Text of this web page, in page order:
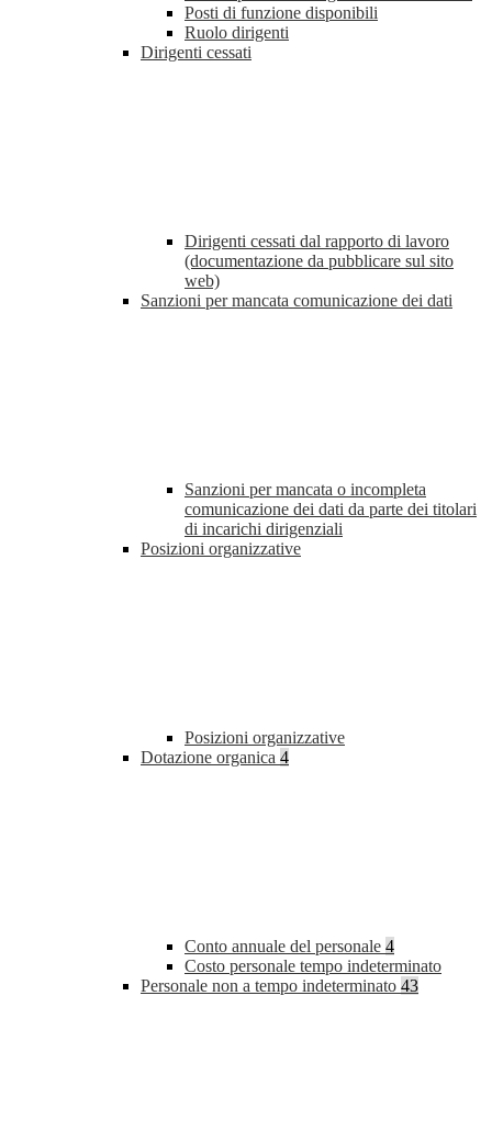
Posti di funzione disponibili
Ruolo dirigenti
Dirigenti cessati
Dirigenti cessati dal rapporto di lavoro
(documentazione da pubblicare sul sito
web)
Sanzioni per mancata comunicazione dei dati
Sanzioni per mancata o incompleta
comunicazione dei dati da parte dei titolari
di incarichi dirigenziali
Posizioni organizzative
Posizioni organizzative
Dotazione organica 4
Conto annuale del personale 4
Costo personale tempo indeterminato
Personale non a tempo indeterminato 43